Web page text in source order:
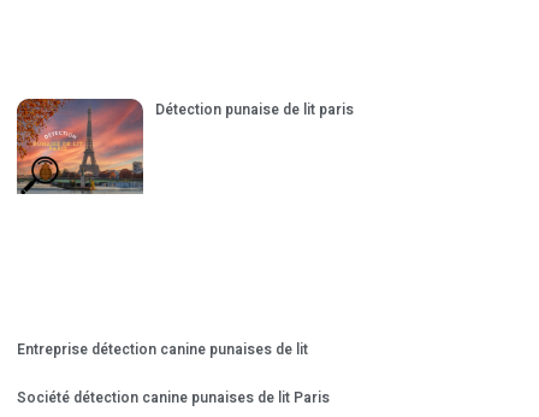
Détection punaise de lit paris
Entreprise détection canine punaises de lit
Société détection canine punaises de lit Paris